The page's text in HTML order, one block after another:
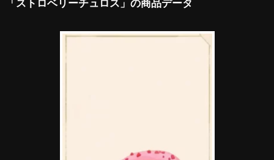
「ストロベリーチュロス」の商品データ